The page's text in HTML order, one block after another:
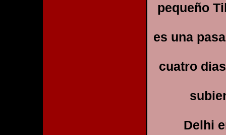
pequeño
es una
cuatro
Delhi